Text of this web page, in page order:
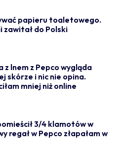
papieru toaletowego.
zawitał do Polski
z lnem z Pepco wygląda
skórze i nic nie opina.
mniej niż online
3/4 klamotów w
regał w Pepco złapałam w